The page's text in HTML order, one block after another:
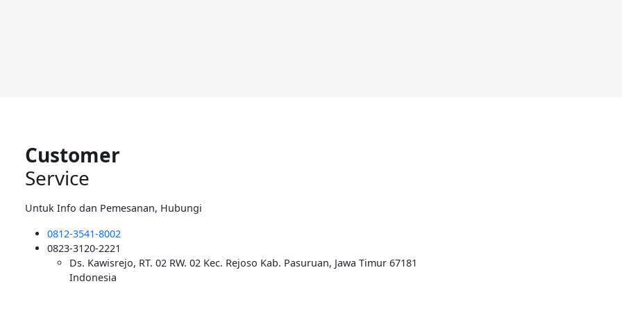
Customer
Service
Untuk Info dan Pemesanan, Hubungi
0812-3541-8002
0823-3120-2221
Ds. Kawisrejo, RT. 02 RW. 02 Kec. Rejoso Kab. Pasuruan, Jawa Timur 67181
Indonesia